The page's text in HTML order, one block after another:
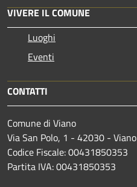
VIVERE IL COMUNE
Luoghi
Eventi
CONTATTI
Comune di Viano
Via San Polo, 1 - 42030 - Viano
Codice Fiscale: 00431850353
Partita IVA: 00431850353